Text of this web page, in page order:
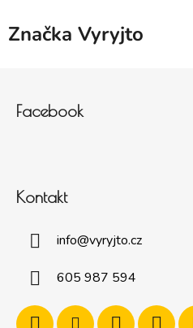
Značka Vyryjto
Facebook
Kontakt
info@vyryjto.cz
605 987 594